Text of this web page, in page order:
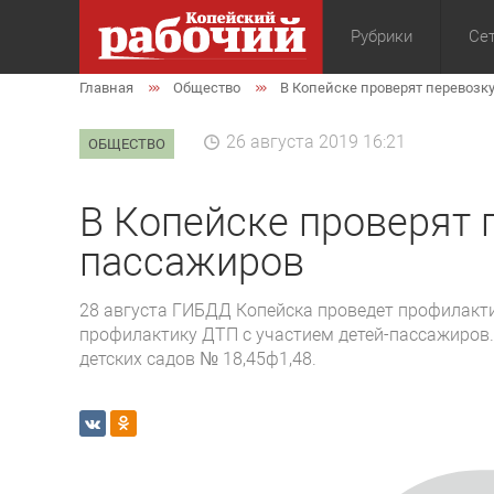
Рубрики
Общество
Главная Общество В Копейске проверят
ОБЩЕСТВО 26 августа 2019 16:21
В Копейске проверят
пассажиров
28 августа ГИБДД Копейска проведет
профилактику ДТП с участием детей-
детских садов № 18,45ф1,48.